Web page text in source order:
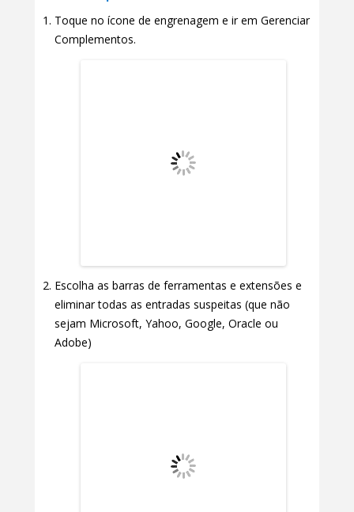
Toque no ícone de engrenagem e ir em Gerenciar
Complementos.
Escolha as barras de ferramentas e extensões e
eliminar todas as entradas suspeitas (que não
sejam Microsoft, Yahoo, Google, Oracle ou
Adobe)